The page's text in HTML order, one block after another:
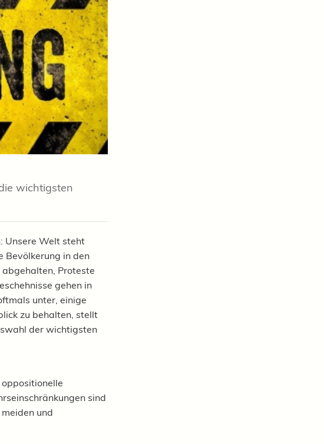
wichtigsten
Unsere Welt steht
Bevölkerung in den
Proteste
gehen in
unter, einige
zu behalten, stellt
der wichtigsten
sind
und